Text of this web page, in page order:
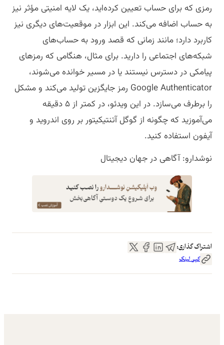
رمزی که برای حساب تعیین کرده‌اید، یک لایه امنیتی مؤثر نیز
به حساب اضافه می‌کند. این ابزار در موقعیت‌های دیگری نیز
کاربرد دارد؛ مانند زمانی که قصد ورود به حساب‌های
شبکه‌های اجتماعی را دارید. برای مثال، هنگامی که رمزهای
پیامکی در دسترس نیستند یا در مسیر خوانده می‌شوند،
Google Authenticator رمز جایگزین تولید می‌کند و مشکل
را برطرف می‌سازد. در این ویدئو، در کمتر از ۵ دقیقه
می‌آموزید که چگونه از گوگل آتنتیکیتور بر روی اندروید و
آیفون استفاده کنید.
نوشدارو: آگاهی در جهان دیجیتال
اشتراک گذاری:
کپی لینک